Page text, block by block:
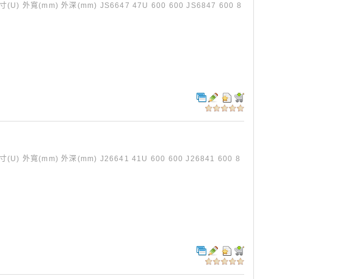
寸(U) 外寬(mm) 外深(mm) JS6647 47U 600 600 JS6847 600 8
寸(U) 外寬(mm) 外深(mm) J26641 41U 600 600 J26841 600 8